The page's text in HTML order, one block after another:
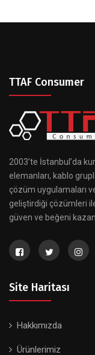
TTAF Consumer
2003’te İstanbul’da
elemanları, kablo
çözüm uygulamaları
geliştirdiği çözümleri
güven ve beğeni
Site Haritası
Hakkımızda
Ürünlerimiz